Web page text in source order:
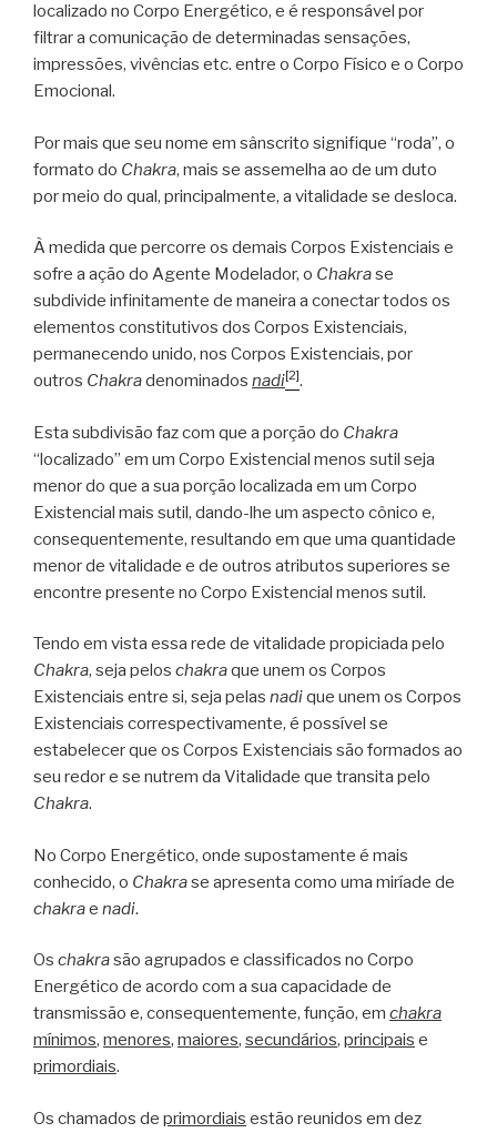
localizado no Corpo Energético, e é responsável por
filtrar a comunicação de determinadas sensações,
impressões, vivências etc. entre o Corpo Físico e o Corpo
Emocional.
Por mais que seu nome em sânscrito signifique “roda”, o
formato do Chakra, mais se assemelha ao de um duto
por meio do qual, principalmente, a vitalidade se desloca.
À medida que percorre os demais Corpos Existenciais e
sofre a ação do Agente Modelador, o Chakrase
subdivide infinitamente de maneira a conectar todos os
elementos constitutivos dos Corpos Existenciais,
permanecendo unido, nos Corpos Existenciais, por
outros Chakradenominados nadi[2].
Esta subdivisão faz com que a porção do Chakra
“localizado” em um Corpo Existencial menos sutil seja
menor do que a sua porção localizada em um Corpo
Existencial mais sutil, dando-lhe um aspecto cônico e,
consequentemente, resultando em que uma quantidade
menor de vitalidade e de outros atributos superiores se
encontre presente no Corpo Existencial menos sutil.
Tendo em vista essa rede de vitalidade propiciada pelo
Chakra, seja pelos chakraque unem os Corpos
Existenciais entre si, seja pelas nadique unem os Corpos
Existenciais correspectivamente, é possível se
estabelecer que os Corpos Existenciais são formados ao
seu redor e se nutrem da Vitalidade que transita pelo
Chakra.
No Corpo Energético, onde supostamente é mais
conhecido, o Chakrase apresenta como uma miríade de
chakrae nadi.
Os chakrasão agrupados e classificados no Corpo
Energético de acordo com a sua capacidade de
transmissão e, consequentemente, função, em chakra
mínimos, menores, maiores, secundários, principais e
primordiais.
Os chamados de primordiais estão reunidos em dez